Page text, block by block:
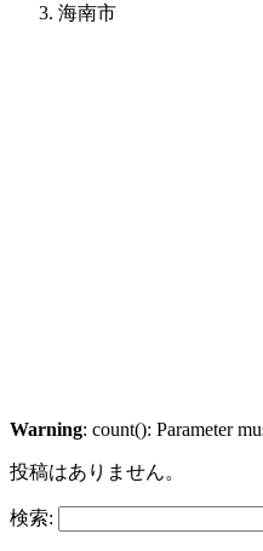
海南市
Warning: count(): Parameter
投稿はありません。
検索: